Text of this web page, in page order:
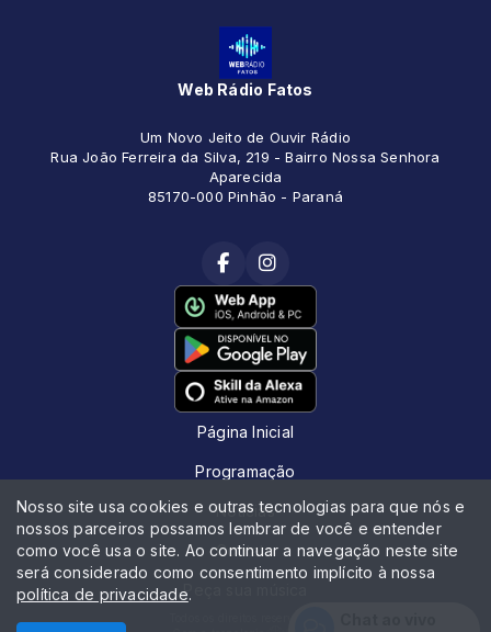
Web Rádio Fatos
Um Novo Jeito de Ouvir Rádio
Rua João Ferreira da Silva, 219 - Bairro Nossa Senhora
Aparecida
85170-000 Pinhão - Paraná
Página Inicial
Programação
Notícias
Contato
Peça sua música
Nosso site usa cookies e outras tecnologias para que nós e
nossos parceiros possamos lembrar de você e entender
como você usa o site. Ao continuar a navegação neste site
será considerado como consentimento implícito à nossa
política de privacidade.